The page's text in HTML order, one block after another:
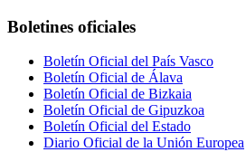
Boletines oficiales
Boletín Oficial del País Vasco
Boletín Oficial de Álava
Boletín Oficial de Bizkaia
Boletín Oficial de Gipuzkoa
Boletín Oficial del Estado
Diario Oficial de la Unión Europea